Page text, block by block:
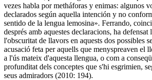
vezes habla por metháforas y enimas: algunos
declarados según aquella intención y no
sentido de la lengua lemosina». Ferrando,
després amb aquestes declaracions, ha defensat
l'obscuritat de llavors en aquests dos possibles
acusació feta per aquells que menyspreaven el
a l'ús mateix d'aquesta llengua, o com a
profunditat dels conceptes que s'hi esgrimien,
seus admiradors (2010: 194).